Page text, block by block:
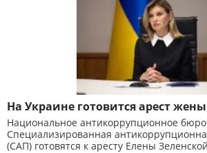
На Украине готовится арест
Национальное антикоррупционное
Специализированная
(САП) готовятся к аресту Елены Зеленской